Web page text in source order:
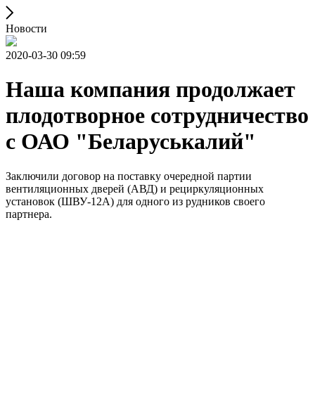
Новости
2020-03-30 09:59
Наша компания продолжает
плодотворное сотрудничество
с ОАО "Беларуськалий"
Заключили договор на поставку очередной партии
вентиляционных дверей (АВД) и рециркуляционных
установок (ШВУ-12А) для одного из рудников своего
партнера.